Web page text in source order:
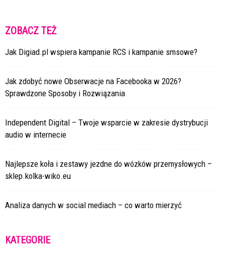
ZOBACZ TEŻ
Jak Digiad.pl wspiera kampanie RCS i kampanie smsowe?
Jak zdobyć nowe Obserwacje na Facebooka w 2026?
Sprawdzone Sposoby i Rozwiązania
Independent Digital – Twoje wsparcie w zakresie dystrybucji
audio w internecie
Najlepsze koła i zestawy jezdne do wózków przemysłowych –
sklep.kolka-wiko.eu
Analiza danych w social mediach – co warto mierzyć
KATEGORIE